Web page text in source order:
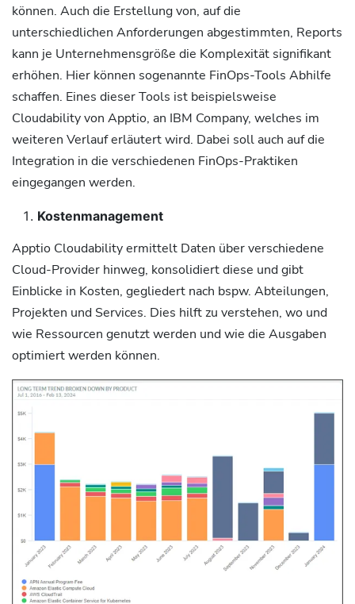
können. Auch die Erstellung von, auf die
unterschiedlichen Anforderungen abgestimmten, Reports
kann je Unternehmensgröße die Komplexität signifikant
erhöhen. Hier können sogenannte FinOps-Tools Abhilfe
schaffen. Eines dieser Tools ist beispielsweise
Cloudability von Apptio, an IBM Company, welches im
weiteren Verlauf erläutert wird. Dabei soll auch auf die
Integration in die verschiedenen FinOps-Praktiken
eingegangen werden.
Kostenmanagement
Apptio Cloudability ermittelt Daten über verschiedene
Cloud-Provider hinweg, konsolidiert diese und gibt
Einblicke in Kosten, gegliedert nach bspw. Abteilungen,
Projekten und Services. Dies hilft zu verstehen, wo und
wie Ressourcen genutzt werden und wie die Ausgaben
optimiert werden können.